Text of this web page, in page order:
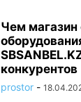
Чем магазин
конкурентов
prostor -